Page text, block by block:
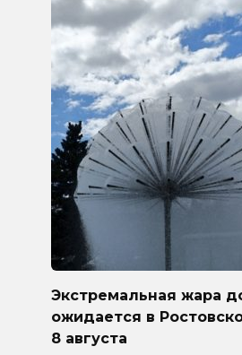
Экстремальная жара
ожидается в
8 августа